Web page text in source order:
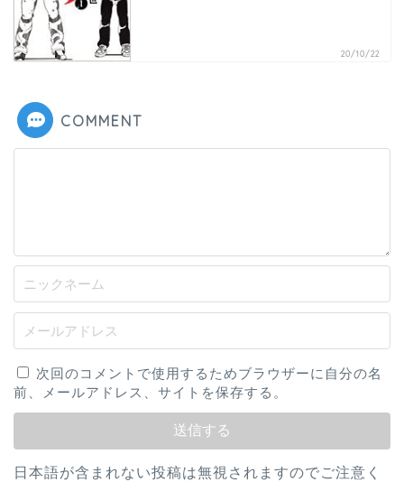
20/10/22
COMMENT
次回のコメントで使用するためブラウザーに自分の名
前、メールアドレス、サイトを保存する。
日本語が含まれない投稿は無視されますのでご注意く